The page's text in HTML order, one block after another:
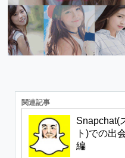
関連記事
Snapchat(
ト)での出
編